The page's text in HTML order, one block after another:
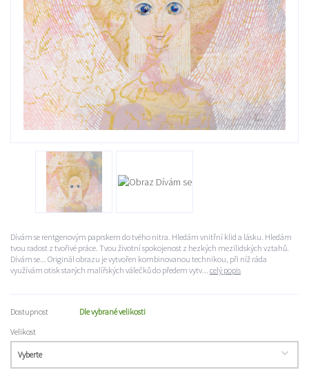
Dívám se rentgenovým paprskem do tvého nitra. Hledám vnitřní klid a lásku. Hledám
tvou radost z tvořivé práce. Tvou životní spokojenost z hezkých mezilidských vztahů.
Dívám se... Originál obrazu je vytvořen kombinovanou technikou, při níž ráda
využívám otisk starých malířských válečků do předem vytv... celý popis
Dostupnost
Dle vybrané velikosti
Velikost